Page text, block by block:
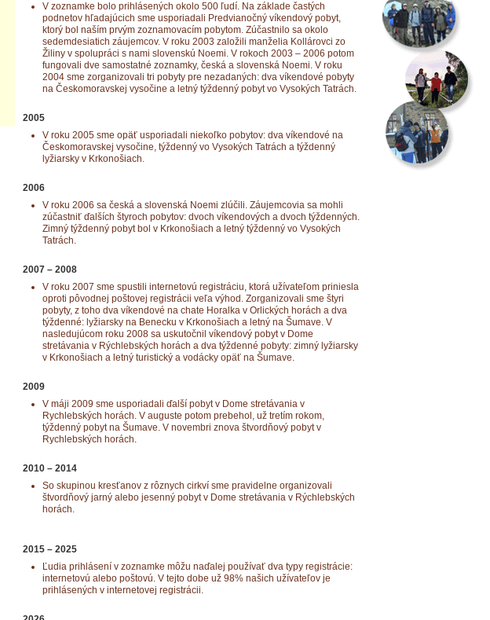
V zoznamke bolo prihlásených okolo 500 ľudí. Na základe častých
podnetov hľadajúcich sme usporiadali Predvianočný víkendový pobyt,
ktorý bol naším prvým zoznamovacím pobytom. Zúčastnilo sa okolo
sedemdesiatich záujemcov. V roku 2003 založili manželia Kollárovci zo
Žiliny v spolupráci s nami slovenskú Noemi. V rokoch 2003 – 2006 potom
fungovali dve samostatné zoznamky, česká a slovenská Noemi. V roku
2004 sme zorganizovali tri pobyty pre nezadaných: dva víkendové pobyty
na Českomoravskej vysočine a letný týždenný pobyt vo Vysokých Tatrách.
2005
V roku 2005 sme opäť usporiadali niekoľko pobytov: dva víkendové na
Českomoravskej vysočine, týždenný vo Vysokých Tatrách a týždenný
lyžiarsky v Krkonošiach.
2006
V roku 2006 sa česká a slovenská Noemi zlúčili. Záujemcovia sa mohli
zúčastniť ďalších štyroch pobytov: dvoch víkendových a dvoch týždenných.
Zimný týždenný pobyt bol v Krkonošiach a letný týždenný vo Vysokých
Tatrách.
2007 – 2008
V roku 2007 sme spustili internetovú registráciu, ktorá užívateľom priniesla
oproti pôvodnej poštovej registrácii veľa výhod. Zorganizovali sme štyri
pobyty, z toho dva víkendové na chate Horalka v Orlických horách a dva
týždenné: lyžiarsky na Benecku v Krkonošiach a letný na Šumave. V
nasledujúcom roku 2008 sa uskutočnil víkendový pobyt v Dome
stretávania v Rýchlebských horách a dva týždenné pobyty: zimný lyžiarsky
v Krkonošiach a letný turistický a vodácky opäť na Šumave.
2009
V máji 2009 sme usporiadali ďalší pobyt v Dome stretávania v
Rychlebských horách. V auguste potom prebehol, už tretím rokom,
týždenný pobyt na Šumave. V novembri znova štvordňový pobyt v
Rychlebských horách.
2010 – 2014
So skupinou kresťanov z rôznych cirkví sme pravidelne organizovali
štvordňový jarný alebo jesenný pobyt v Dome stretávania v Rýchlebských
horách.
2015 – 2025
Ľudia prihlásení v zoznamke môžu naďalej používať dva typy registrácie:
internetovú alebo poštovú. V tejto dobe už 98% našich užívateľov je
prihlásených v internetovej registrácii.